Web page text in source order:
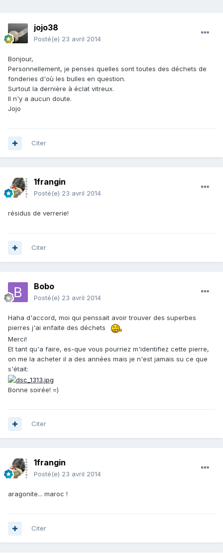
jojo38
Posté(e) 23 avril 2014
Bonjour,
Personnellement, je penses quelles sont toutes des déchets de
fonderies d'où les bulles en question.
Surtout la dernière à éclat vitreux.
Il n'y a aucun doute.
Jojo
Citer
1frangin
Posté(e) 23 avril 2014
résidus de verrerie!
Citer
Bobo
Posté(e) 23 avril 2014
Haha d'accord, moi qui penssait avoir trouver des superbes
pierres j'ai enfaite des déchets
Merci!
Et tant qu'a faire, es-que vous pourriez m'identifiez cette pierre,
on me la acheter il a des années mais je n'est jamais su ce que
s'était:
Bonne soirée! =)
Citer
1frangin
Posté(e) 23 avril 2014
aragonite... maroc !
Citer